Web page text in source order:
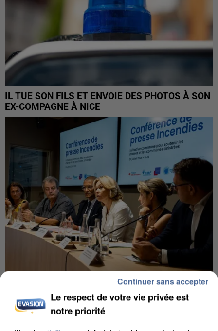
IL TUE SON FILS ET ENVOIE DES PHOTOS À SON
EX-COMPAGNE À NICE
INCENDIES : L’ÎLE-DE-FRANCE LANCE UN ÉLAN
DE SOLIDARITÉ AVEC LES...
Le respect de votre vie privée est
notre priorité
Continuer sans accepter